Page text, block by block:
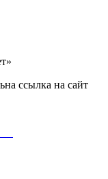
ссылка на сайт